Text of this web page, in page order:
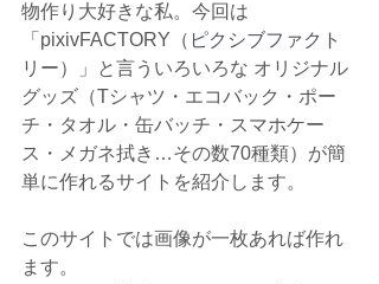
物作り大好きな私。今回は
「pixivFACTORY （ピクシブファクト
リー）
」と言ういろいろな オリジナル
グッズ（Tシャツ・エコバック・ポー
チ・タオル・缶バッチ・スマホケー
ス・メガネ拭き…その数70種類）が簡
単に作れるサイトを紹介します。
このサイトでは画像が一枚あれば作れ
ます。